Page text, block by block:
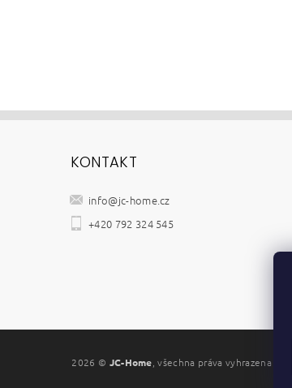
KONTAKT
info@jc-home.cz
+420 792 324 545
2026 © JC-Home , všechna práva vyhrazena